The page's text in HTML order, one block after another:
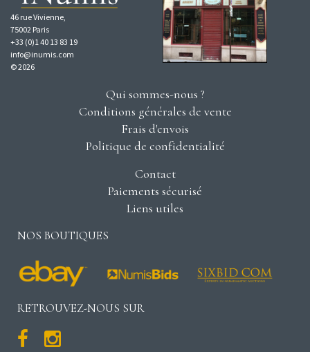
46 rue Vivienne,
75002 Paris
+33 (0)1 40 13 83 19
info@inumis.com
© 2026
Qui sommes-nous ?
Conditions générales de vente
Frais d'envois
Politique de confidentialité
Contact
Paiements sécurisé
Liens utiles
NOS BOUTIQUES
RETROUVEZ-NOUS SUR